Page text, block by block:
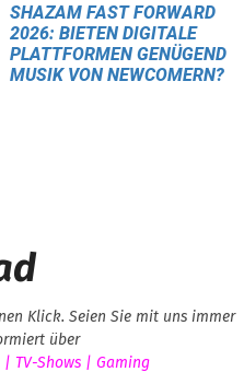
SHAZAM FAST FORWARD
2026: BIETEN DIGITALE
PLATTFORMEN GENÜGEND
MUSIK VON NEWCOMERN?
Klick. Seien Sie mit uns immer
über
TV-Shows | Gaming